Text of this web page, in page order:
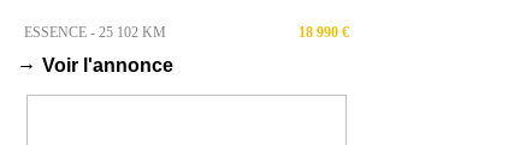
ESSENCE - 25 102 KM 18 990 €
→ Voir l'annonce